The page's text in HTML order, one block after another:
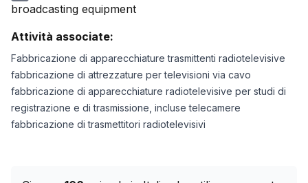
broadcasting equipment
Attività associate:
Fabbricazione di apparecchiature trasmittenti radiotelevisive
fabbricazione di attrezzature per televisioni via cavo
fabbricazione di apparecchiature radiotelevisive per studi di
registrazione e di trasmissione, incluse telecamere
fabbricazione di trasmettitori radiotelevisivi